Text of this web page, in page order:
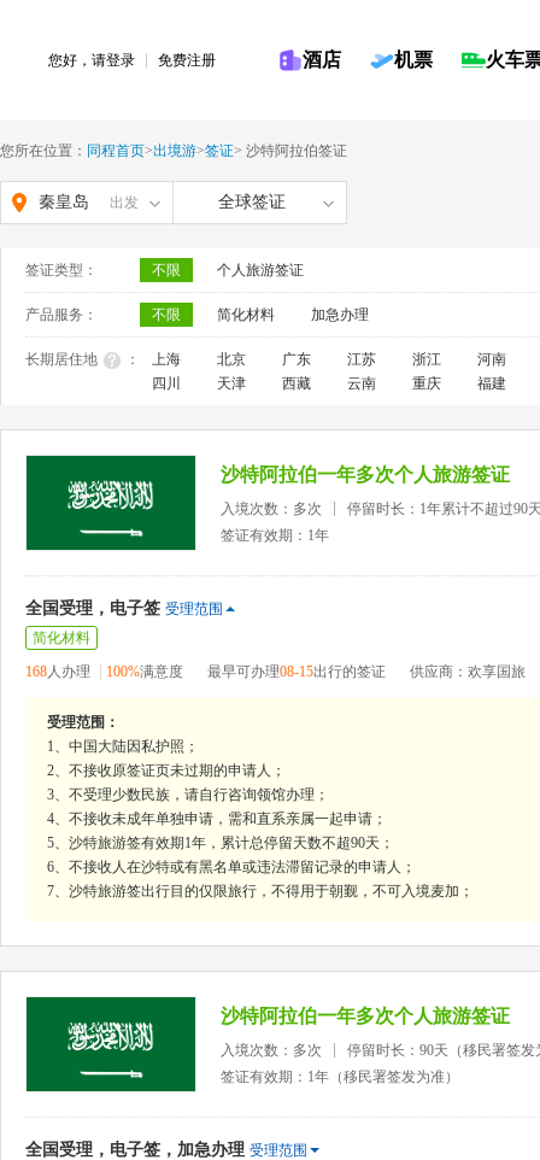
您好，请登录 免费注册 酒店 机票 火车
您所在位置： 同程首页>出境游>签证> 沙特阿拉伯签证
秦皇岛 出发 全球签证
签证类型： 不限 个人旅游签证
产品服务： 不限 简化材料 加急办理
长期居住地 ： 上海 北京 广东 江苏 浙江
河南
四川
天津 西藏 云南 重庆 福建
沙特阿拉伯一年多次个人旅游签证
入境次数：多次
停留时长：1年累计不超过90
签证有效期：1年
全国受理，电子签 受理范围
简化材料
168人办理 100%满意度 最早可办理08-15出行的签证 供应商：欢享国旅
受理范围：
1、中国大陆因私护照；
2、不接收原签证页未过期的申请人；
3、不受理少数民族，请自行咨询领馆办理；
4、不接收未成年单独申请，需和直系亲属一起申请；
5、沙特旅游签有效期1年，累计总停留天数不超90天；
6、不接收人在沙特或有黑名单或违法滞留记录的申请人；
7、沙特旅游签出行目的仅限旅行，不得用于朝觐，不可入境麦加；
沙特阿拉伯一年多次个人旅游签证
入境次数：多次
停留时长：90天（移民署签发
签证有效期：1年（移民署签发为准）
全国受理，电子签，加急办理 受理范围